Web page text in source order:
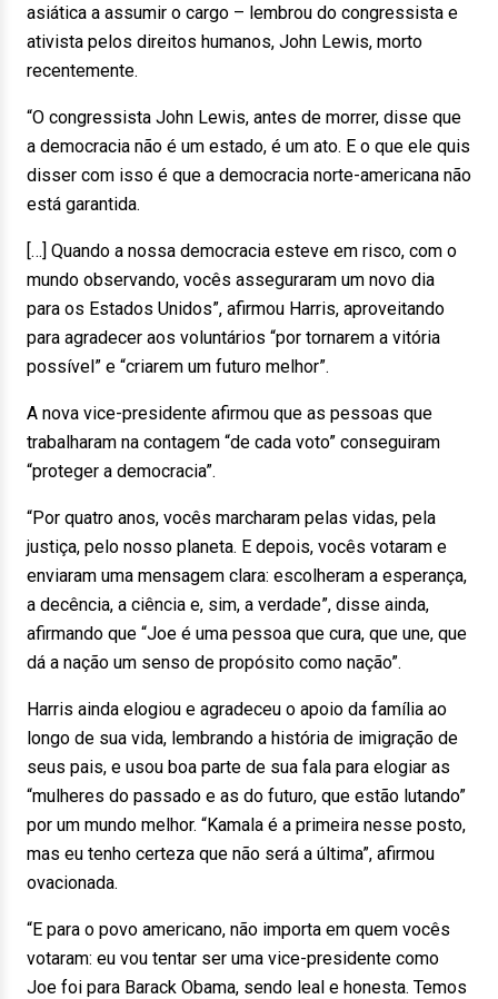
asiática a assumir o cargo – lembrou do congressista e
ativista pelos direitos humanos, John Lewis, morto
recentemente.
“O congressista John Lewis, antes de morrer, disse que
a democracia não é um estado, é um ato. E o que ele quis
disser com isso é que a democracia norte-americana não
está garantida.
[…] Quando a nossa democracia esteve em risco, com o
mundo observando, vocês asseguraram um novo dia
para os Estados Unidos”, afirmou Harris, aproveitando
para agradecer aos voluntários “por tornarem a vitória
possível” e “criarem um futuro melhor”.
A nova vice-presidente afirmou que as pessoas que
trabalharam na contagem “de cada voto” conseguiram
“proteger a democracia”.
“Por quatro anos, vocês marcharam pelas vidas, pela
justiça, pelo nosso planeta. E depois, vocês votaram e
enviaram uma mensagem clara: escolheram a esperança,
a decência, a ciência e, sim, a verdade”, disse ainda,
afirmando que “Joe é uma pessoa que cura, que une, que
dá a nação um senso de propósito como nação”.
Harris ainda elogiou e agradeceu o apoio da família ao
longo de sua vida, lembrando a história de imigração de
seus pais, e usou boa parte de sua fala para elogiar as
“mulheres do passado e as do futuro, que estão lutando”
por um mundo melhor. “Kamala é a primeira nesse posto,
mas eu tenho certeza que não será a última”, afirmou
ovacionada.
“E para o povo americano, não importa em quem vocês
votaram: eu vou tentar ser uma vice-presidente como
Joe foi para Barack Obama, sendo leal e honesta. Temos